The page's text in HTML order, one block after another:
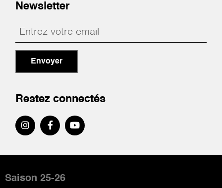
Newsletter
Envoyer
Restez connectés
de
Saison 25-26